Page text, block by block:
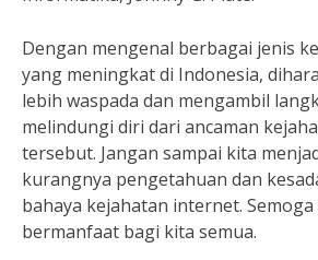
Dengan mengenal berbagai jenis
yang meningkat di Indonesia,
lebih waspada dan mengambil
melindungi diri dari ancaman
tersebut. Jangan sampai kita
kurangnya pengetahuan dan
bahaya kejahatan internet.
bermanfaat bagi kita semua.